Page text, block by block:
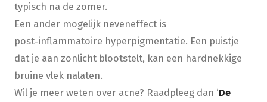
typisch na de zomer.
Een ander mogelijk neveneffect is
post‑inflammatoire hyperpigmentatie. Een puistje
dat je aan zonlicht blootstelt, kan een hardnekkige
bruine vlek nalaten.
Wil je meer weten over acne? Raadpleeg dan ‘De